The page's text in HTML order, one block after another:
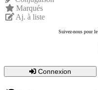
Marqués
Aj. à liste
Suivez-nous pour le
Connexion